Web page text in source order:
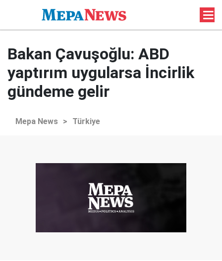
Bakan Çavuşoğlu: ABD
yaptırım uygularsa İncirlik
gündeme gelir
Mepa News > Türkiye